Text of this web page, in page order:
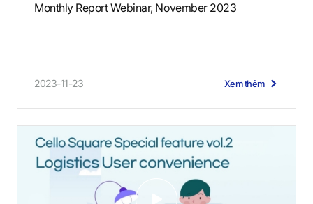
Monthly Report Webinar, November 2023
2023-11-23 Xem thêm